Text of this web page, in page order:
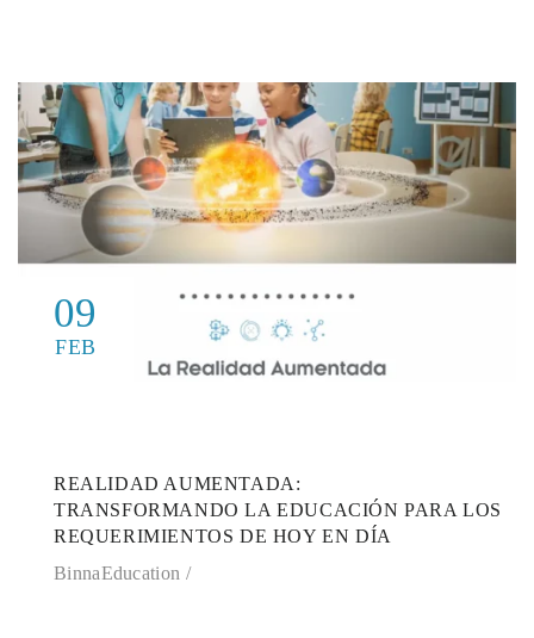
09
FEB
REALIDAD AUMENTADA:
TRANSFORMANDO LA EDUCACIÓN PARA LOS
REQUERIMIENTOS DE HOY EN DÍA
BinnaEducation